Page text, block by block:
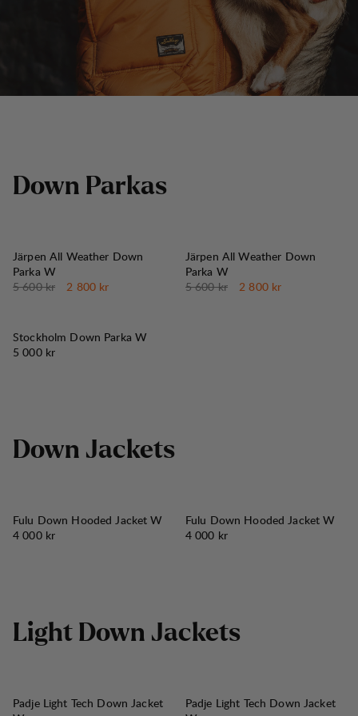
Down Parkas
REA
Järpen All Weather Down
Parka W
Originalpris:
5 600 kr Reapris:
2 800 kr
REA
Järpen All Weather Down
Parka W
Originalpris:
5 600 kr Reapris:
2 800 kr
Stockholm Down Parka W
Pris:
5 000 kr
Down Jackets
Fulu Down Hooded Jacket W
Pris:
4 000 kr
Fulu Down Hooded Jacket W
Pris:
4 000 kr
Light Down Jackets
Padje Light Tech Down Jacket
REA
Padje Light Tech Down Jacket